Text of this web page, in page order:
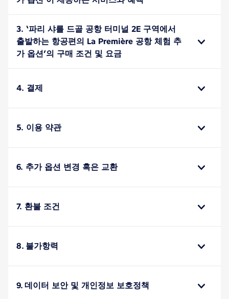
3. ‘파리 샤를 드골 공항 터미널 2E 구역에서
출발하는 항공편의 La Première 공항 체험 추
가 옵션’의 구매 조건 및 요금
4. 결제
5. 이용 약관
6. 추가 옵션 변경 혹은 교환
7. 환불 조건
8. 불가항력
9. 데이터 보안 및 개인정보 보호정책